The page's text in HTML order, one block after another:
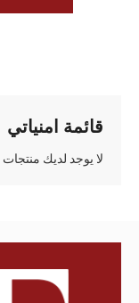
قائمة امنياتي
لا يوجد لديك